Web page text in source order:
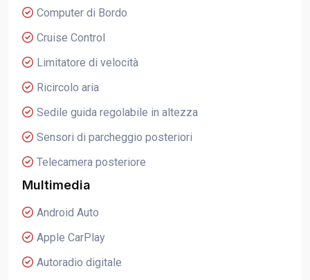
Computer di Bordo
Cruise Control
Limitatore di velocità
Ricircolo aria
Sedile guida regolabile in altezza
Sensori di parcheggio posteriori
Telecamera posteriore
Multimedia
Android Auto
Apple CarPlay
Autoradio digitale